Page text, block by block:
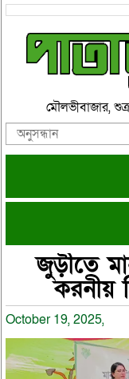
মৌলভীবাজার,
জুড়ীতে
করনীয়
October 19, 2025,